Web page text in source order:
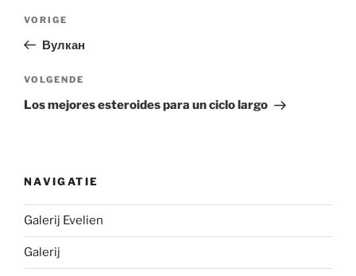
Berichtnavigatie
Vorig
bericht
VORIGE
Вулкан
Volgend
bericht
VOLGENDE
Los mejores esteroides para un ciclo largo
NAVIGATIE
Galerij Evelien
Galerij